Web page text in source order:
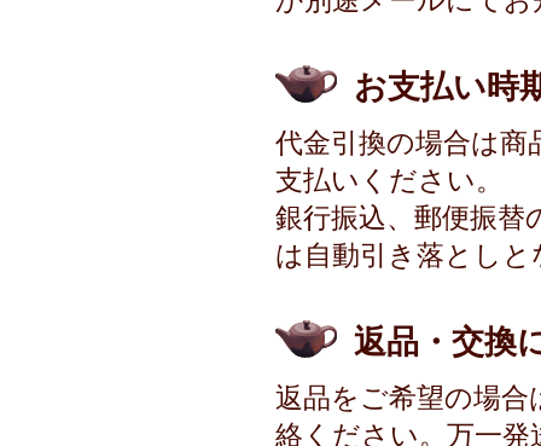
お支払い時
代金引換の場合は
支払いください。
銀行振込、郵便振替
は自動引き落とし
返品・交換
返品をご希望の場
絡ください。万一発